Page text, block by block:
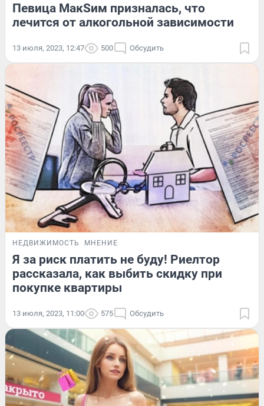
Певица МакSим призналась, что
лечится от алкогольной зависимости
13 июля, 2023, 12:47 500 Обсудить
НЕДВИЖИМОСТЬ МНЕНИЕ
Я за риск платить не буду! Риелтор
рассказала, как выбить скидку при
покупке квартиры
13 июля, 2023, 11:00 575 Обсудить